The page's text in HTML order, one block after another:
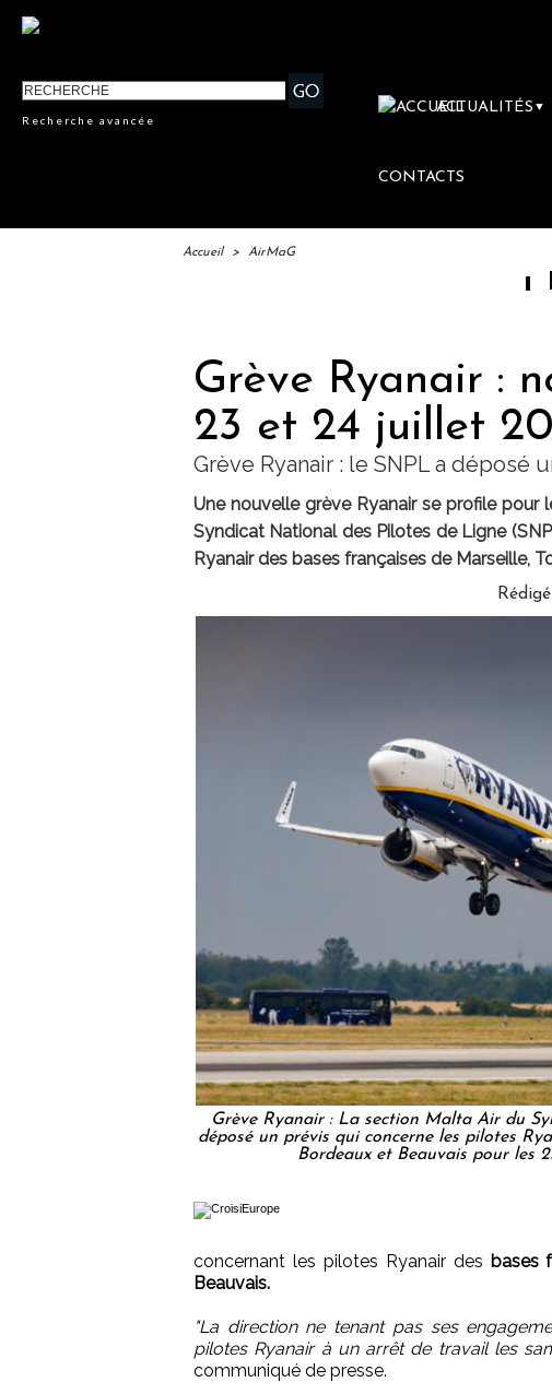
Recherche avancée
ACTUALITÉS ▼
CONTACTS
Accueil > AirMaG
IFTM :
Grève Ryanair :
23 et 24 juillet
Grève Ryanair : le SNPL a déposé
Une nouvelle grève Ryanair se profile
Syndicat National des Pilotes de Ligne
Ryanair des bases françaises de Marseille,
Grève Ryanair : La section Malta Air du
déposé un prévis qui concerne les pilotes
Bordeaux et Beauvais pour les
concernant les pilotes Ryanair des bases
Beauvais.
"La direction ne tenant pas ses
pilotes Ryanair à un arrêt de travail les
communiqué de presse.